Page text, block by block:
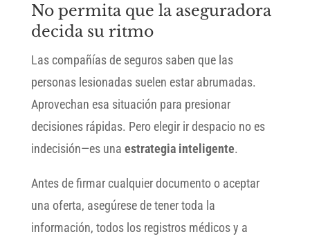
No permita que la aseguradora
decida su ritmo
Las compañías de seguros saben que las
personas lesionadas suelen estar abrumadas.
Aprovechan esa situación para presionar
decisiones rápidas. Pero elegir ir despacio no es
indecisión—es una estrategia inteligente.
Antes de firmar cualquier documento o aceptar
una oferta, asegúrese de tener toda la
información, todos los registros médicos y a